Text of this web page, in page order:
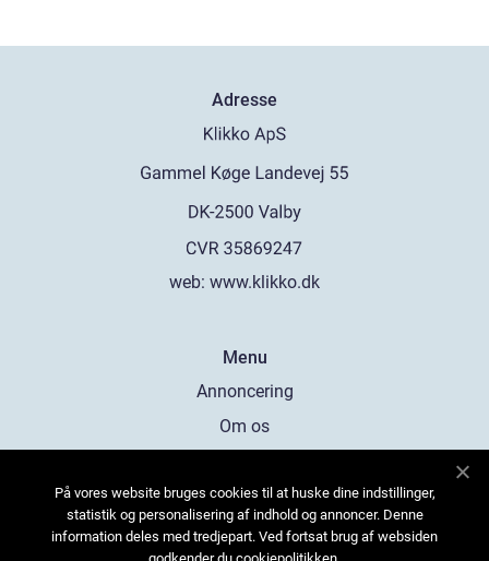
Adresse
web: www.klikko.dk
Menu
Annoncering
Om os
Kontakt os
Sitemap
På vores website bruges cookies til at huske dine indstillinger,
statistik og personalisering af indhold og annoncer. Denne
information deles med tredjepart. Ved fortsat brug af websiden